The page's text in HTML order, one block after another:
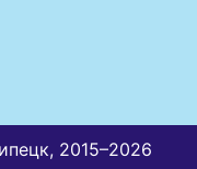
2015–2026